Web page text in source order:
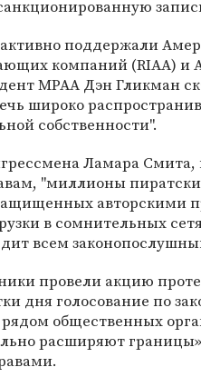
поддержали
компаний (RIAA) и
MPAA Дэн Гликман
широко
собственности".
Ламара Смита,
"миллионы
авторскими
в сомнительных
всем
провели акцию
дня голосование по
общественных
расширяют